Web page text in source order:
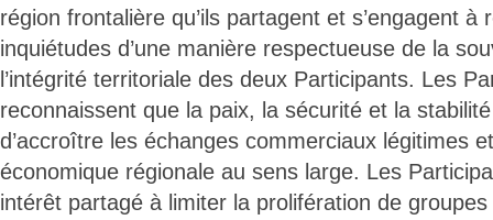
région frontalière qu’ils partagent et s’engagent à
inquiétudes d’une manière respectueuse de la
l’intégrité territoriale des deux Participants. Les
reconnaissent que la paix, la sécurité et la
d’accroître les échanges commerciaux légitimes
économique régionale au sens large. Les
intérêt partagé à limiter la prolifération de